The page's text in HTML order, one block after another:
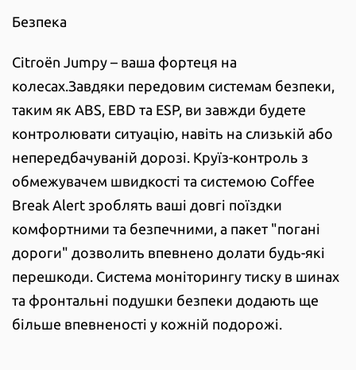
Безпека
Citroën Jumpy – ваша фортеця на
колесах.Завдяки передовим системам безпеки,
таким як ABS, EBD та ESP, ви завжди будете
контролювати ситуацію, навіть на слизькій або
непередбачуваній дорозі. Круїз-контроль з
обмежувачем швидкості та системою Coffee
Break Alert зроблять ваші довгі поїздки
комфортними та безпечними, а пакет "погані
дороги" дозволить впевнено долати будь-які
перешкоди. Система моніторингу тиску в шинах
та фронтальні подушки безпеки додають ще
більше впевненості у кожній подорожі.